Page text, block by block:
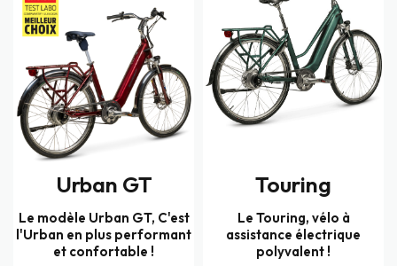
Urban GT
Le modèle Urban GT, C'est
l'Urban en plus performant
et confortable !
Touring
Le Touring, vélo à
assistance électrique
polyvalent !